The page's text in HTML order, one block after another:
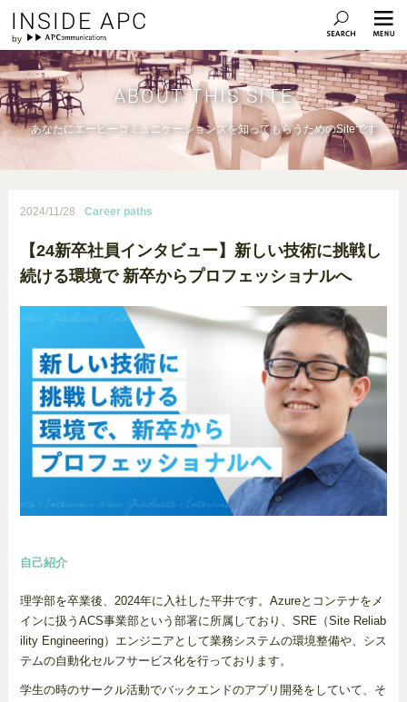
INSIDE APC
ABOUT THIS SITE
あなたにエーピーコミュニケーションズを知ってもらうためのSiteです
2024/11/28 Career paths
【24新卒社員インタビュー】新しい技術に挑戦し
続ける環境で 新卒からプロフェッショナルへ
自己紹介
理学部を卒業後、2024年に入社した平井です。Azureとコンテナをメ
インに扱うACS事業部という部署に所属しており、SRE（Site Reliab
ility Engineering）エンジニアとして業務システムの環境整備や、シス
テムの自動化セルフサービス化を行っております。
学生の時のサークル活動でバックエンドのアプリ開発をしていて、そ